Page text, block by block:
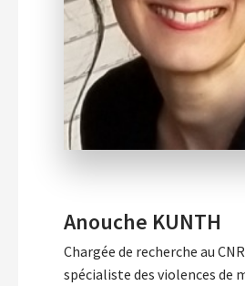
Anouche KUNTH
Chargée de recherche au
spécialiste des violences de